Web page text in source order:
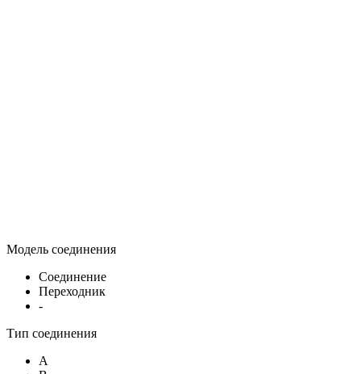
Модель соединения
Соединение
Переходник
-
Тип соединения
A